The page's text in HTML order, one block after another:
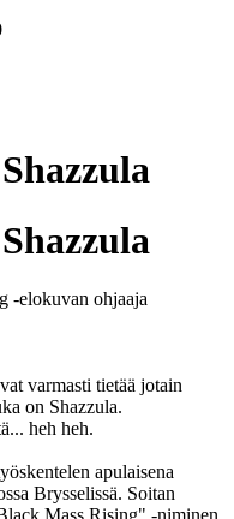
-elokuvan ohjaaja
varmasti tietää jotain
on Shazzula.
heh heh.
apulaisena
Brysselissä. Soitan